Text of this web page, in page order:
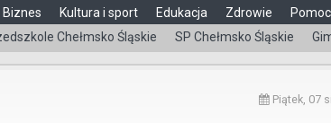
Biznes Kultura i sport
Edukacja
Chełmsko Śląskie SP Chełmsko Śląskie
Zdrowie
Piątek, 07